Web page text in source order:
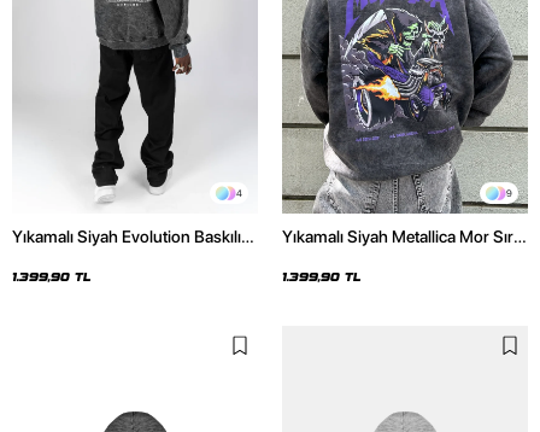
4
Yıkamalı Siyah Evolution Baskılı
Hoodie
1.399,90 TL
9
Yıkamalı Siyah Metallica Mor Sırt
Hoodie
1.399,90 TL